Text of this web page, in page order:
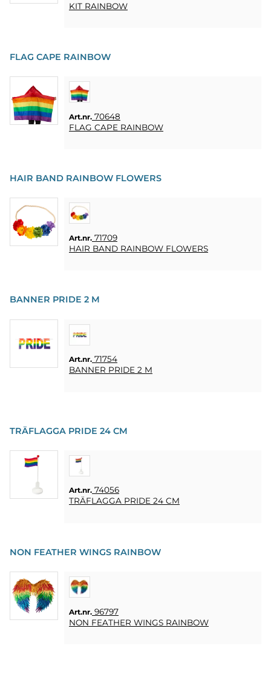
KIT RAINBOW
FLAG CAPE RAINBOW
Art.nr. 70648
FLAG CAPE RAINBOW
HAIR BAND RAINBOW FLOWERS
Art.nr. 71709
HAIR BAND RAINBOW FLOWERS
BANNER PRIDE 2 M
Art.nr. 71754
BANNER PRIDE 2 M
TRÄFLAGGA PRIDE 24 CM
Art.nr. 74056
TRÄFLAGGA PRIDE 24 CM
NON FEATHER WINGS RAINBOW
Art.nr. 96797
NON FEATHER WINGS RAINBOW